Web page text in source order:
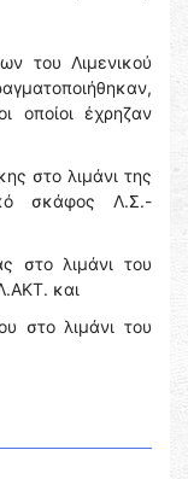
του Λιμενικού
οποίοι έχρηζαν
στο λιμάνι της
σκάφος Λ.Σ.-
στο λιμάνι του
και
στο λιμάνι του